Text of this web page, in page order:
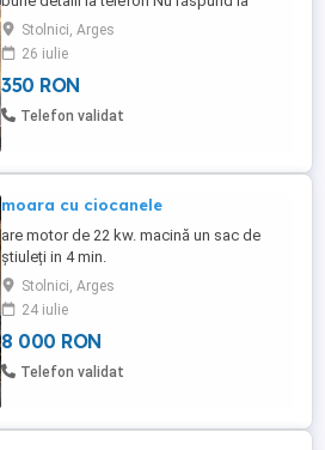
mesaje preț 350lei
Stolnici, Arges
26 iulie
350 RON
Telefon validat
moara cu ciocanele
are motor de 22 kw. macină un sac de
știuleți in 4 min.
Stolnici, Arges
24 iulie
8 000 RON
Telefon validat